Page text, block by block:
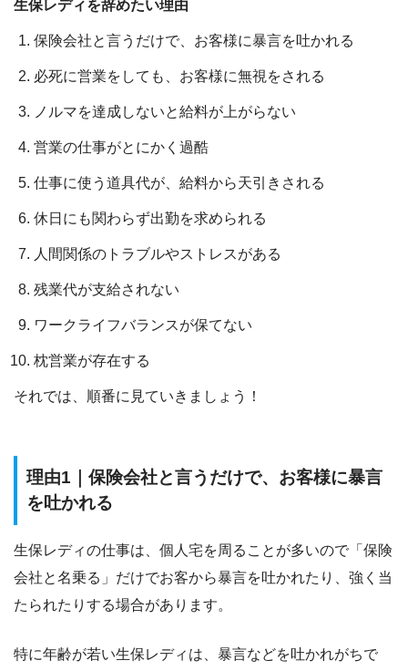
生保レディを辞めたい理由
保険会社と言うだけで、お客様に暴言を吐かれる
必死に営業をしても、お客様に無視をされる
ノルマを達成しないと給料が上がらない
営業の仕事がとにかく過酷
仕事に使う道具代が、給料から天引きされる
休日にも関わらず出勤を求められる
人間関係のトラブルやストレスがある
残業代が支給されない
ワークライフバランスが保てない
枕営業が存在する
それでは、順番に見ていきましょう！
理由1｜保険会社と言うだけで、お客様に暴言
を吐かれる
生保レディの仕事は、個人宅を周ることが多いので「 保険
会社と名乗る」だけでお客から暴言を吐かれたり、強く当
たられたりする場合があります。
特に年齢が若い生保レディは、暴言などを吐かれがちで